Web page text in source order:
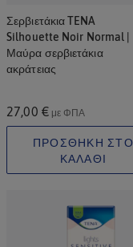
Σερβιετάκια TENA
Silhouette Noir Normal |
Μαύρα σερβιετάκια
ακράτειας
27,00 € με ΦΠΑ
ΠΡΟΣΘΗΚΗ ΣΤΟ
ΚΑΛΑΘΙ